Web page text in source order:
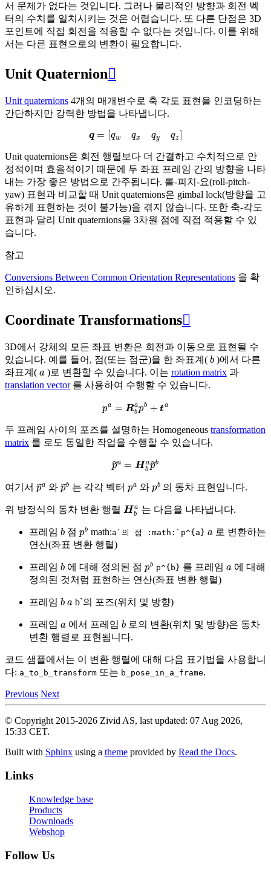
서 문제가 없다는 것입니다. 그러나 물리적인 방향과 회전 벡
터의 수치를 일치시키는 것은 어렵습니다. 또 다른 단점은 3D
포인트에 직접 회전을 적용할 수 없다는 것입니다. 이를 위해
서는 다른 표현으로의 변환이 필요합니다.
Unit Quaternion
Unit quaternions 4개의 매개변수로 축 각도 표현을 인코딩하는
간단하지만 강력한 방법을 나타냅니다.
q=[ q yq
Unit quaternions은 회전 행렬보다 더 간결하고 수치적으로 안
정적이며 효율적이기 때문에 두 좌표 프레임 간의 방향을 나타
내는 가장 좋은 방법으로 간주됩니다. 롤-피치-요(roll-pitch-
yaw) 표현과 비교할 때 Unit quaternions은 gimbal lock(방향을 고
유하게 표현하는 것이 불가능)을 겪지 않습니다. 또한 축-각도
표현과 달리 Unit quaternions을 3차원 점에 직접 적용할 수 있
습니다.
참고
Conversions Between Common Orientation Representations 을 확
인하십시오.
Coordinate Transformations
3D에서 강체의 모든 좌표 변환은 회전과 이동으로 표현될 수
있습니다. 예를 들어, 점(또는 점군)을 한 좌표계( b)에서 다른
좌표계( a )로 변환할 수 있습니다. 이는 rotation matrix과
translation vector를 사용하여 수행할 수 있습니다.
p Rba pb a
두 프레임 사이의 포즈를 설명하는 Homogeneous transformation
matrix 를 로도 동일한 작업을 수행할 수 있습니다.
p~a bap~b
여기서 p~ a
와 p~ b는 각각 벡터 a 와 b 의 동차 표현입니다.
위 방정식의 동차 변환 행렬 Hba 는 다음을 나타냅니다.
프레임 b 점 pb math:a`의 점 :math:`p^{a}
로 변환하는
연산(좌표 변환 행렬)
프레임 b 에 대해 정의된 점 pb
p^{b} 를 프레임
에 대해
정의된 것처럼 표현하는 연산(좌표 변환 행렬)
프레임 b b`의 포즈(위치 및 방향)
프레임 에서 프레임 b로의 변환(위치 및 방향)은 동차
변환 행렬로 표현됩니다.
코드 샘플에서는 이 변환 행렬에 대해 다음 표기법을 사용합니
다: a_to_b_transform 또는 b_pose_in_a_frame.
Previous Next
© Copyright 2015-2026 Zivid AS, last updated: 07 Aug 2026,
15:33 CET.
Built with Sphinx using a theme provided by Read the Docs.
Links
Knowledge base
Products
Downloads
Webshop
Follow Us